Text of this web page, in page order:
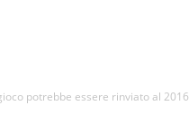
potrebbe essere rinviato al 2016